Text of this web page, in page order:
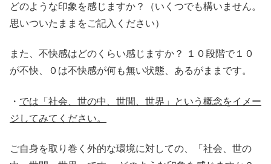
どのような印象を感じますか？（いくつでも構いません。
思いついたままをご記入ください）
また、不快感はどのくらい感じますか？ １０段階で１０
が不快、０は不快感が何も無い状態、あるがままです。
・ では「社会、世の中、世間、世界」という概念をイメー
ジしてみてください。
ご自身を取り巻く外的な環境に対しての、「社会、世の